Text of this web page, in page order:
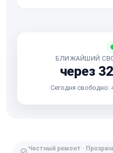
БЛИЖАЙШИЙ
через
Сегодня свободно:
Честный ремонт ·